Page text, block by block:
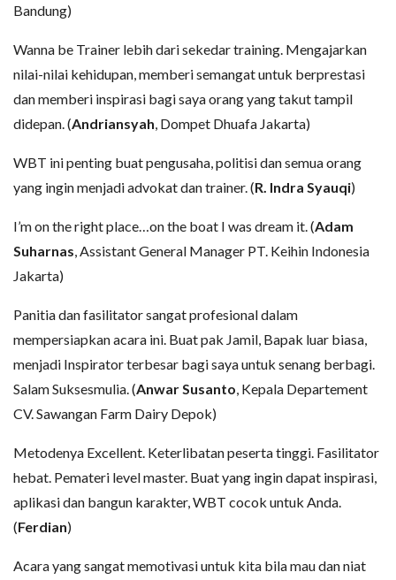
Bandung)
Wanna be Trainer lebih dari sekedar training. Mengajarkan
nilai-nilai kehidupan, memberi semangat untuk berprestasi
dan memberi inspirasi bagi saya orang yang takut tampil
didepan. (Andriansyah, Dompet Dhuafa Jakarta)
WBT ini penting buat pengusaha, politisi dan semua orang
yang ingin menjadi advokat dan trainer. (R. Indra Syauqi)
I’m on the right place…on the boat I was dream it. (Adam
Suharnas, Assistant General Manager PT. Keihin Indonesia
Jakarta)
Panitia dan fasilitator sangat profesional dalam
mempersiapkan acara ini. Buat pak Jamil, Bapak luar biasa,
menjadi Inspirator terbesar bagi saya untuk senang berbagi.
Salam Suksesmulia. (Anwar Susanto, Kepala Departement
CV. Sawangan Farm Dairy Depok)
Metodenya Excellent. Keterlibatan peserta tinggi. Fasilitator
hebat. Pemateri level master. Buat yang ingin dapat inspirasi,
aplikasi dan bangun karakter, WBT cocok untuk Anda.
(Ferdian)
Acara yang sangat memotivasi untuk kita bila mau dan niat